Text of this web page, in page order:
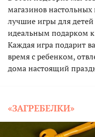
магазинов настольных
лучшие игры для детей
идеальным подарком
Каждая игра подарит
время с ребенком,
дома настоящий
«ЗАГРЕБЕЛКИ»